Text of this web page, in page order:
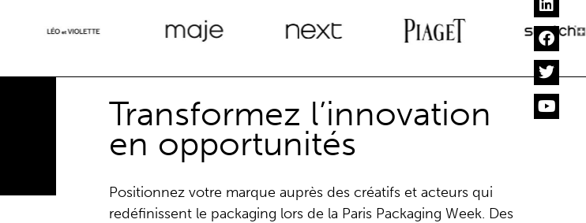
Transformez l’innovation
en opportunités
Positionnez votre marque auprès des créatifs et acteurs qui
redéfinissent le packaging lors de la Paris Packaging Week. Des